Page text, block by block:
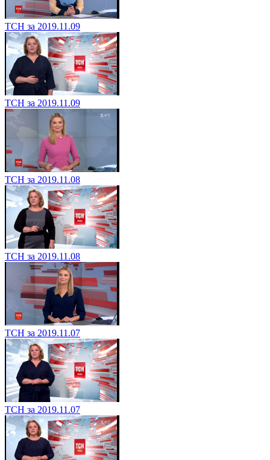
ТСН за 2019.11.09
ТСН за 2019.11.09
ТСН за 2019.11.08
ТСН за 2019.11.08
ТСН за 2019.11.07
ТСН за 2019.11.07